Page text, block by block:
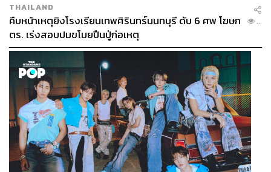
THAILAND
คืบหน้าเหตุยิงโรงเรียนเทพศิรินทร์นนทบุรี ดับ 6 ศพ โฆษก
ตร. เร่งสอบปมขโมยปืนปู่ก่อเหตุ
...